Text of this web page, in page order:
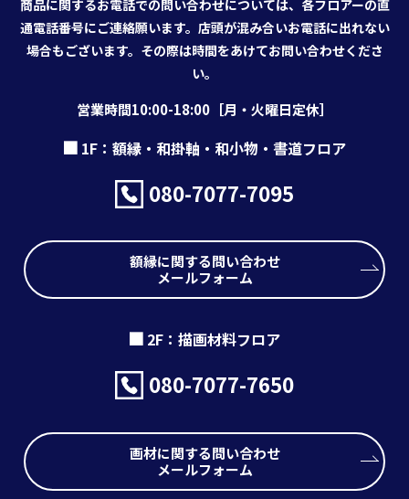
商品に関するお電話での問い合わせについては、各フロアーの直
通電話番号にご連絡願います。店頭が混み合いお電話に出れない
場合もございます。その際は時間をあけてお問い合わせくださ
い。
営業時間10:00-18:00［月・火曜日定休］
1F：額縁・和掛軸・和小物・書道フロア
080-7077-7095
額縁に関する問い合わせ
メールフォーム
2F：描画材料フロア
080-7077-7650
画材に関する問い合わせ
メールフォーム